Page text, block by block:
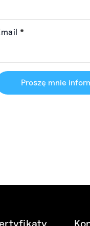
*
Proszę mnie